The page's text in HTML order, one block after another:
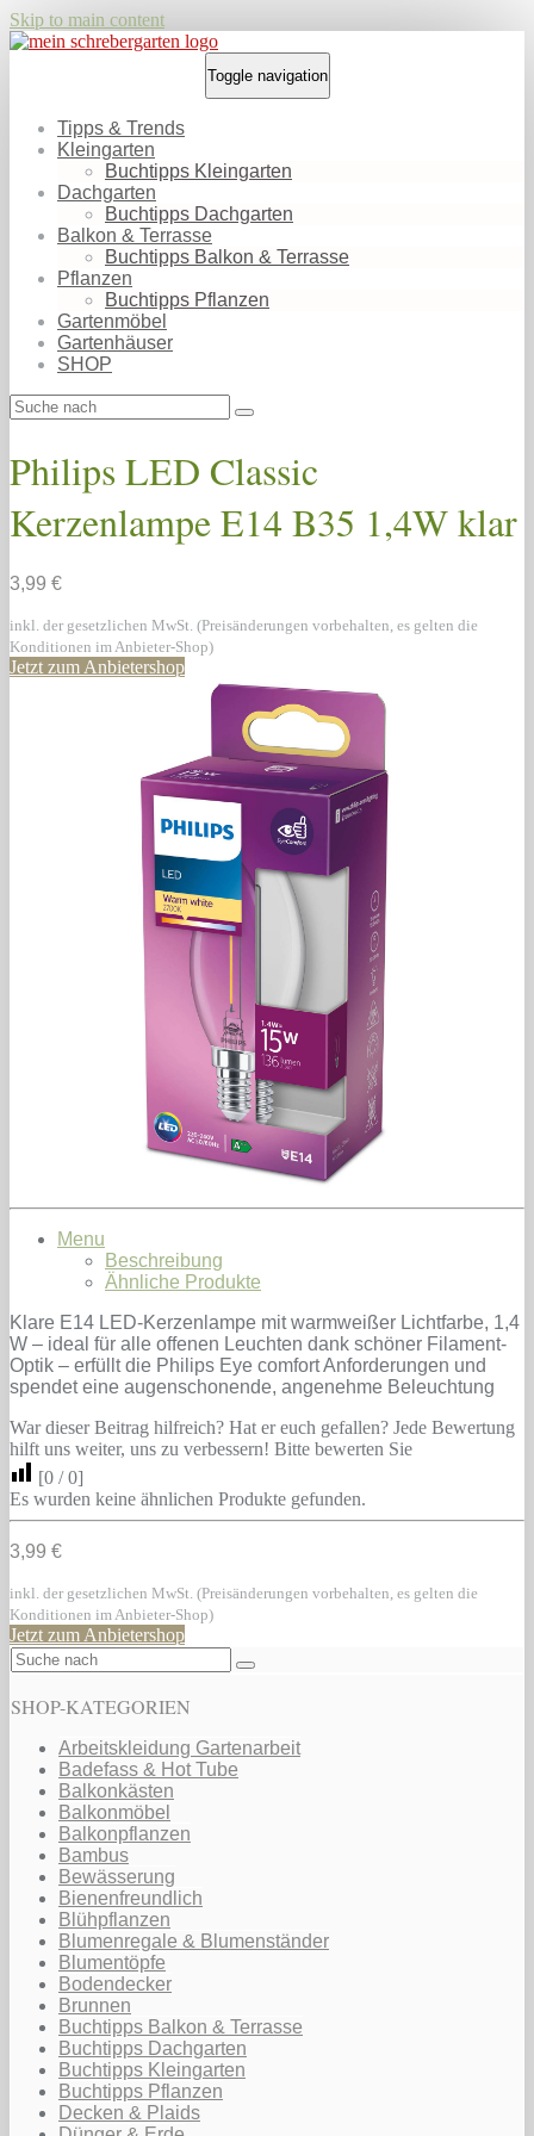
Skip to main content
Toggle navigation
Tipps & Trends
Kleingarten
Buchtipps Kleingarten
Dachgarten
Buchtipps Dachgarten
Balkon & Terrasse
Buchtipps Balkon & Terrasse
Pflanzen
Buchtipps Pflanzen
Gartenmöbel
Gartenhäuser
SHOP
Philips LED Classic
Kerzenlampe E14 B35 1,4W klar
3,99 €
inkl. der gesetzlichen MwSt. (Preisänderungen vorbehalten, es gelten die
Konditionen im Anbieter-Shop)
Jetzt zum Anbietershop
Menu
Beschreibung
Ähnliche Produkte
Klare E14 LED-Kerzenlampe mit warmweißer Lichtfarbe, 1,4
W – ideal für alle offenen Leuchten dank schöner Filament-
Optik – erfüllt die Philips Eye comfort Anforderungen und
spendet eine augenschonende, angenehme Beleuchtung
War dieser Beitrag hilfreich? Hat er euch gefallen? Jede Bewertung
hilft uns weiter, uns zu verbessern! Bitte bewerten Sie
[0 /0]
Es wurden keine ähnlichen Produkte gefunden.
3,99 €
inkl. der gesetzlichen MwSt. (Preisänderungen vorbehalten, es gelten die
Konditionen im Anbieter-Shop)
Jetzt zum Anbietershop
SHOP-KATEGORIEN
Arbeitskleidung Gartenarbeit
Badefass & Hot Tube
Balkonkästen
Balkonmöbel
Balkonpflanzen
Bambus
Bewässerung
Bienenfreundlich
Blühpflanzen
Blumenregale & Blumenständer
Blumentöpfe
Bodendecker
Brunnen
Buchtipps Balkon & Terrasse
Buchtipps Dachgarten
Buchtipps Kleingarten
Buchtipps Pflanzen
Decken & Plaids